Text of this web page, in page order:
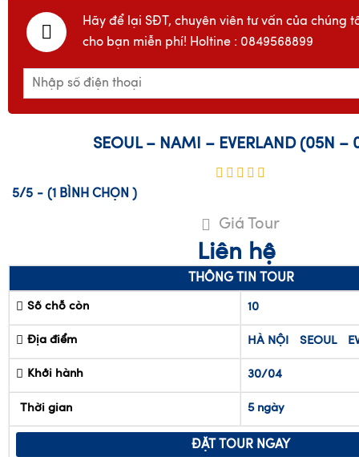
Hãy để lại SĐT, chuyên viên tư vấn của chúng
cho bạn miễn phí! Holtine : 0849568899
SEOUL – NAMI – EVERLAND (05N –
5/5 (1 BÌNH CHỌN )
Giá Tour
Liên hệ
THÔNG TIN TOUR
Số chỗ còn 10
Địa điểm HÀ NỘI SEOUL
Khởi hành 30/04
Thời gian 5 ngày
ĐẶT TOUR NGAY